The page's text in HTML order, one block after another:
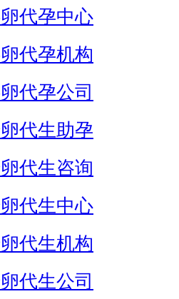
代孕中心
代孕机构
代孕公司
代生助孕
代生咨询
代生中心
代生机构
代生公司